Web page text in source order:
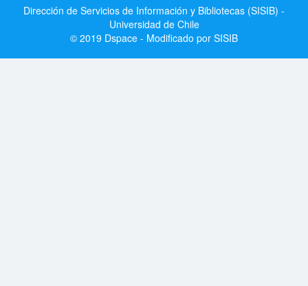
Dirección de Servicios de Información y Bibliotecas (SISIB) -
Universidad de Chile
© 2019 Dspace - Modificado por SISIB